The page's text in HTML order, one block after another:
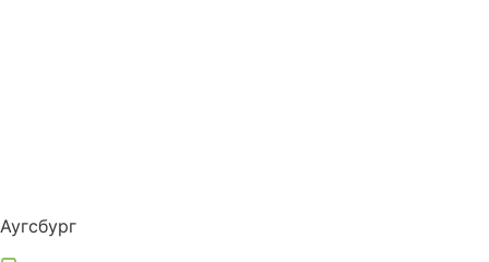
Аугсбург